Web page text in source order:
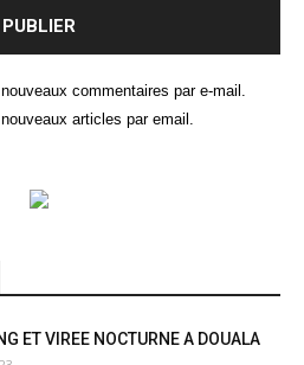
commentaires par e-mail.
articles par email.
ET VIREE NOCTURNE A DOUALA